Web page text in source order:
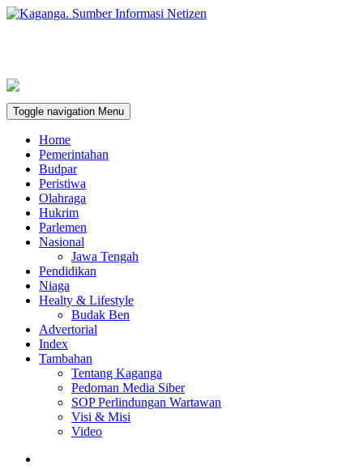
Toggle navigation Menu
Home
Pemerintahan
Budpar
Peristiwa
Olahraga
Hukrim
Parlemen
Nasional
Jawa Tengah
Pendidikan
Niaga
Healty & Lifestyle
Budak Ben
Advertorial
Index
Tambahan
Tentang Kaganga
Pedoman Media Siber
SOP Perlindungan Wartawan
Visi & Misi
Video